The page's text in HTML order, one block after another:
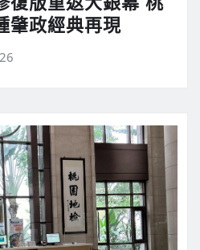
肇政經典再現